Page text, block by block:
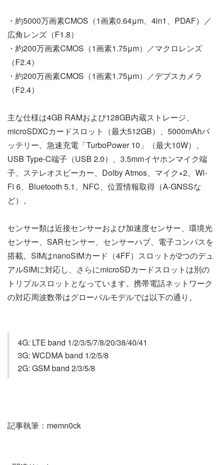
・約5000万画素CMOS（1画素0.64μm、4in1、PDAF）／
広角レンズ（F1.8）
・約200万画素CMOS（1画素1.75μm）／マクロレンズ
（F2.4）
・約200万画素CMOS（1画素1.75μm）／デプスカメラ
（F2.4）
主な仕様は4GB RAMおよび128GB内蔵ストレージ、
microSDXCカードスロット（最大512GB）、5000mAhバ
ッテリー、急速充電「TurboPower 10」（最大10W）、
USB Type-C端子（USB 2.0）、3.5mmイヤホンマイク端
子、ステレオスピーカー、Dolby Atmos、マイク×2、Wi-
Fi 6、Bluetooth 5.1、NFC、位置情報取得（A-GNSSな
ど）。
センサー類は近接センサーおよび加速度センサー、環境光
センサー、SARセンサー、センサーハブ、電子コンパスを
搭載。SIMはnanoSIMカード（4FF）スロットが2つのデュ
アルSIMに対応し、さらにmicroSDカードスロットは別の
トリプルスロットとなっています。携帯電話ネットワーク
の対応周波数帯はグローバルモデルでは以下の通り。
4G: LTE band 1/2/3/5/7/8/20/38/40/41
3G: WCDMA band 1/2/5/8
2G: GSM band 2/3/5/8
記事執筆：memn0ck